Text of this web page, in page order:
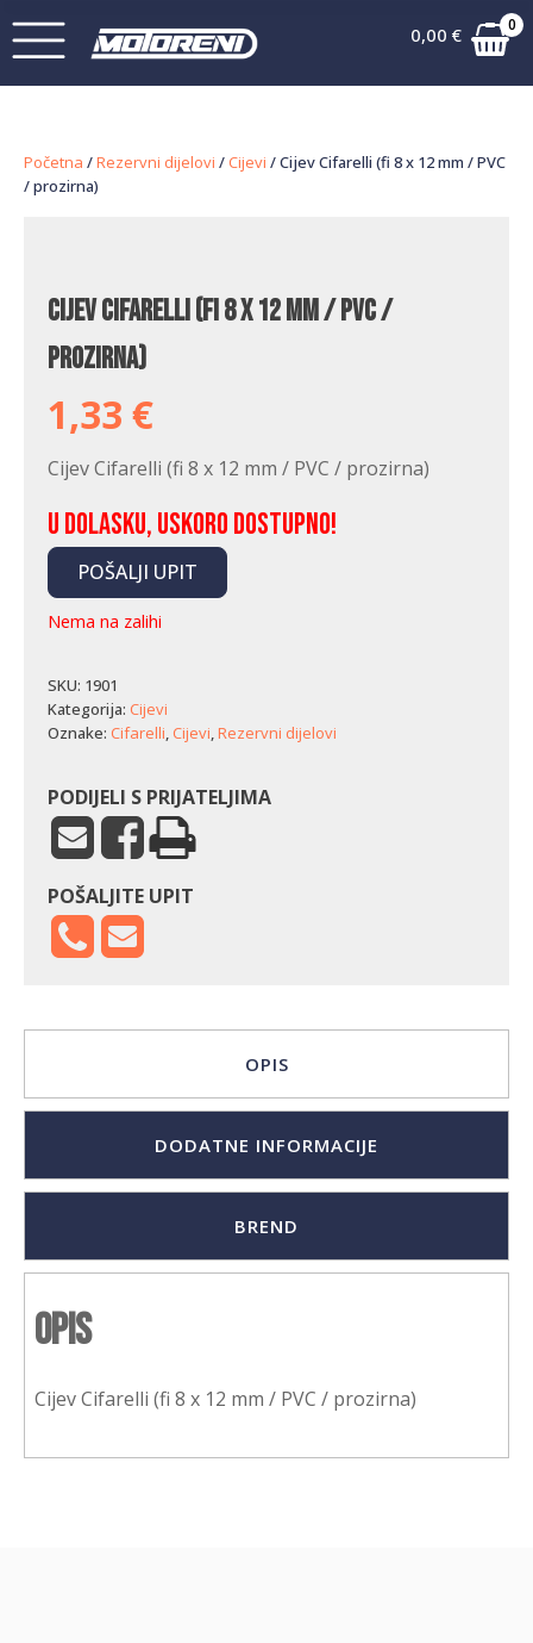
0,00 € 0
Početna /Rezervni dijelovi / Cijevi / Cijev Cifarelli (fi 8 x 12 mm / PVC
/ prozirna)
Cijev Cifarelli (fi 8 x 12 mm / PVC /
prozirna)
1,33 €
Cijev Cifarelli (fi 8 x 12 mm / PVC / prozirna)
U dolasku, uskoro dostupno!
POŠALJI UPIT
Nema na zalihi
SKU: 1901
Kategorija: Cijevi
Oznake: Cifarelli, Cijevi,Rezervni dijelovi
PODIJELI S PRIJATELJIMA
POŠALJITE UPIT
OPIS
DODATNE INFORMACIJE
BREND
Opis
Cijev Cifarelli (fi 8 x 12 mm / PVC / prozirna)